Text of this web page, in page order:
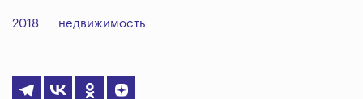
2018 недвижимость